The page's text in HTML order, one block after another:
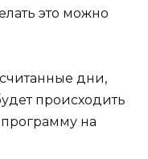
это можно
дни,
происходить
на